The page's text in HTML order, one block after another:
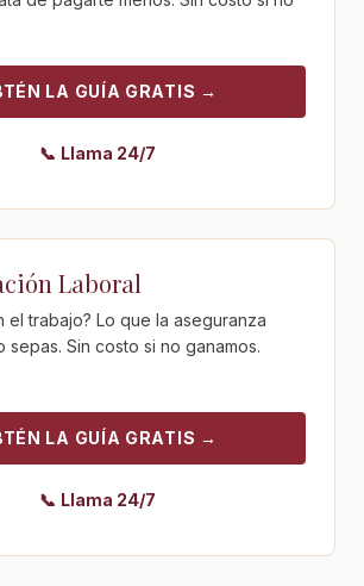
LA GUÍA GRATIS →
📞 Llama 24/7
- Compensación Laboral
Laboral
el trabajo? Lo que la aseguranza
sepas. Sin costo si no ganamos.
LA GUÍA GRATIS →
📞 Llama 24/7